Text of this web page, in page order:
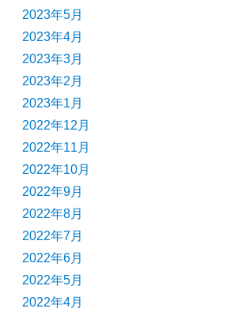
2023年5月
2023年4月
2023年3月
2023年2月
2023年1月
2022年12月
2022年11月
2022年10月
2022年9月
2022年8月
2022年7月
2022年6月
2022年5月
2022年4月